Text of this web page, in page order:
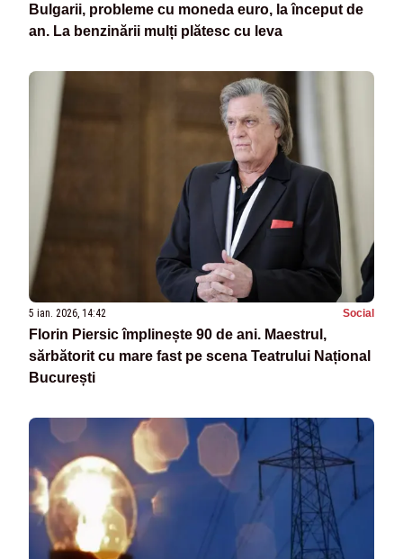
Bulgarii, probleme cu moneda euro, la început de
an. La benzinării mulți plătesc cu leva
5 ian. 2026, 14:42 Social
Florin Piersic împlinește 90 de ani. Maestrul,
sărbătorit cu mare fast pe scena Teatrului Național
București